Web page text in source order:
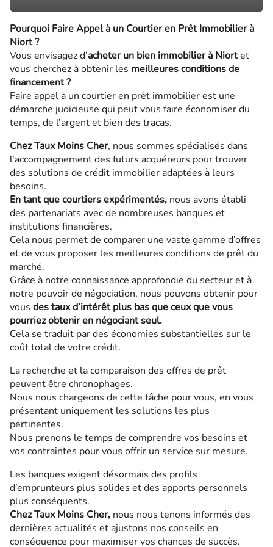
Pourquoi Faire Appel à un Courtier en Prêt Immobilier à
Niort ?
Vous envisagez d’acheter un bien immobilier à Niortet
vous cherchez à obtenir les meilleures conditions de
financement ?
Faire appel à un courtier en prêt immobilier est une
démarche judicieuse qui peut vous faire économiser du
temps, de l’argent et bien des tracas.
Chez Taux Moins Cher, nous sommes spécialisés dans
l’accompagnement des futurs acquéreurs pour trouver
des solutions de crédit immobilier adaptées à leurs
besoins.
En tant que courtiers expérimentés, nous avons établi
des partenariats avec de nombreuses banques et
institutions financières.
Cela nous permet de comparer une vaste gamme d’offres
et de vous proposer les meilleures conditions de prêt du
marché.
Grâce à notre connaissance approfondie du secteur et à
notre pouvoir de négociation, nous pouvons obtenir pour
vous des taux d’intérêt plus bas que ceux que vous
pourriez obtenir en négociant seul.
Cela se traduit par des économies substantielles sur le
coût total de votre crédit.
La recherche et la comparaison des offres de prêt
peuvent être chronophages.
Nous nous chargeons de cette tâche pour vous, en vous
présentant uniquement les solutions les plus
pertinentes.
Nous prenons le temps de comprendre vos besoins et
vos contraintes pour vous offrir un service sur mesure.
Les banques exigent désormais des profils
d’emprunteurs plus solides et des apports personnels
plus conséquents.
Chez Taux Moins Cher, nous nous tenons informés des
dernières actualités et ajustons nos conseils en
conséquence pour maximiser vos chances de succès.